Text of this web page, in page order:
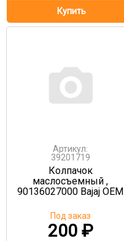
Артикул:
39201719
Колпачок
маслосъемный ,
90136027000 Bajaj OEM
200 ₽
Под заказ